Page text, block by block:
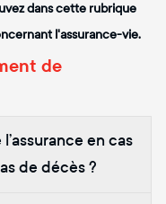
dans cette rubrique
l'assurance-vie.
de
en cas
de décès ?